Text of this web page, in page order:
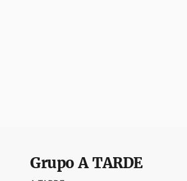
GrupoA TARDE